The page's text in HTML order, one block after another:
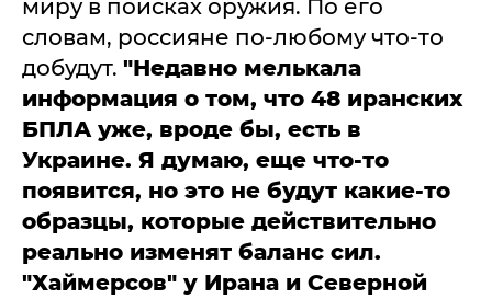
миру в поисках оружия. По его
словам, россияне по-любому что-то
добудут. "Недавно мелькала
информация о том, что 48 иранских
БПЛА уже, вроде бы, есть в
Украине. Я думаю, еще что-то
появится, но это не будут какие-то
образцы, которые действительно
реально изменят баланс сил.
"Хаймерсов" у Ирана и Северной